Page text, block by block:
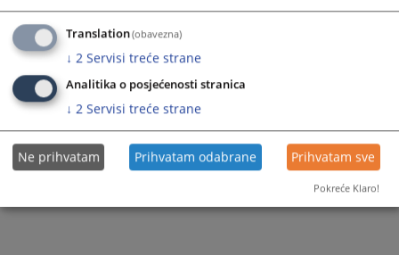
Translation(obavezna)
↓ 2 Servisi treće strane
Analitika o posjećenosti stranica
↓ 2 Servisi treće strane
Ne prihvatam Prihvatam odabrane Prihvatam sve
Pokreće Klaro!